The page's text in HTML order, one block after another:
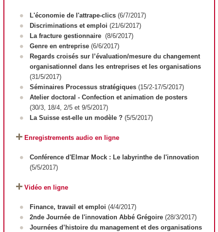
L'économie de l'attrape-clics(6/7/2017)
Discriminations et emploi (21/6/2017)
La fracture gestionnaire (8/6/2017)
Genre en entreprise(6/6/2017)
Regards croisés sur l’évaluation/mesure du changement
organisationnel dans les entreprises et les organisations
(31/5/2017)
Séminaires Processus stratégiques(15/2-17/5/2017)
Atelier doctoral - Confection et animation de posters
(30/3, 18/4, 2/5 et 9/5/2017)
La Suisse est-elle un modèle ?(5/5/2017)
Enregistrements audio en ligne
Conférence d'Elmar Mock : Le labyrinthe de l'innovation
(5/5/2017)
Vidéo en ligne
Finance, travail et emploi (4/4/2017)
2nde Journée de l'innovation Abbé Grégoire(28/3/2017)
Journées d’histoire du management et des organisations